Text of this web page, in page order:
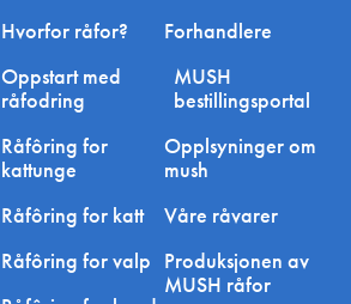
Hvorfor råfor?
Oppstart med
råfodring
Råfôring for
kattunge
Råfôring for katt
Råfôring for valp
Forhandlere
MUSH
bestillingsportal
Opplsyninger om
mush
Våre råvarer
Produksjonen av
MUSH råfor